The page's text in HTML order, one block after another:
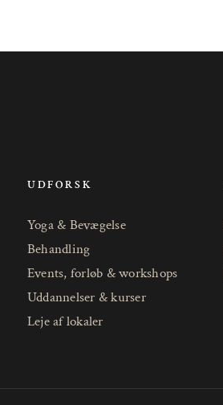
UDFORSK
Yoga & Bevægelse
Behandling
Events, forløb & workshops
Uddannelser & kurser
Leje af lokaler